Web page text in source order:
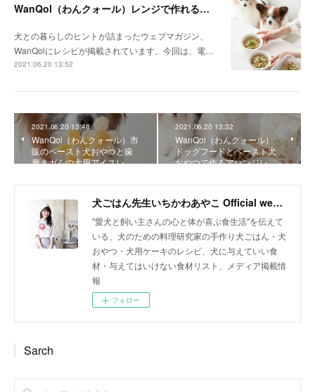
WanQol（わんクォール）レンジで作れる犬ごはんレシピ掲載
犬との暮らしのヒントが詰まったウェブマガジン、
WanQolにレシピが掲載されています。今回は、電…
2021.06.20 13:52
2021.06.20 13:48
WanQol（わんクォール）市
販のペースト犬おやつと歯
磨きガムの犬用アイスレ…
2021.06.20 13:32
WanQol（わんクォール）
ドッグフードとペースト犬
おやつで作るアレンジレ…
犬ごはん先生いちかわあやこ Official web site
"愛犬と飼い主さんの心と体が喜ぶ食生活"を伝えて
いる、犬のための料理研究家の手作り犬ごはん・犬
おやつ・犬用ケーキのレシピ、犬に与えていい食
材・与えてはいけない食材リスト、メディア掲載情
報
フォロー
Sarch